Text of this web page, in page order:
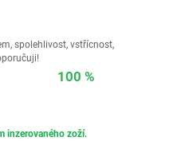
spolehlivost, vstřícnost,
100 %
inzerovaného zoží.